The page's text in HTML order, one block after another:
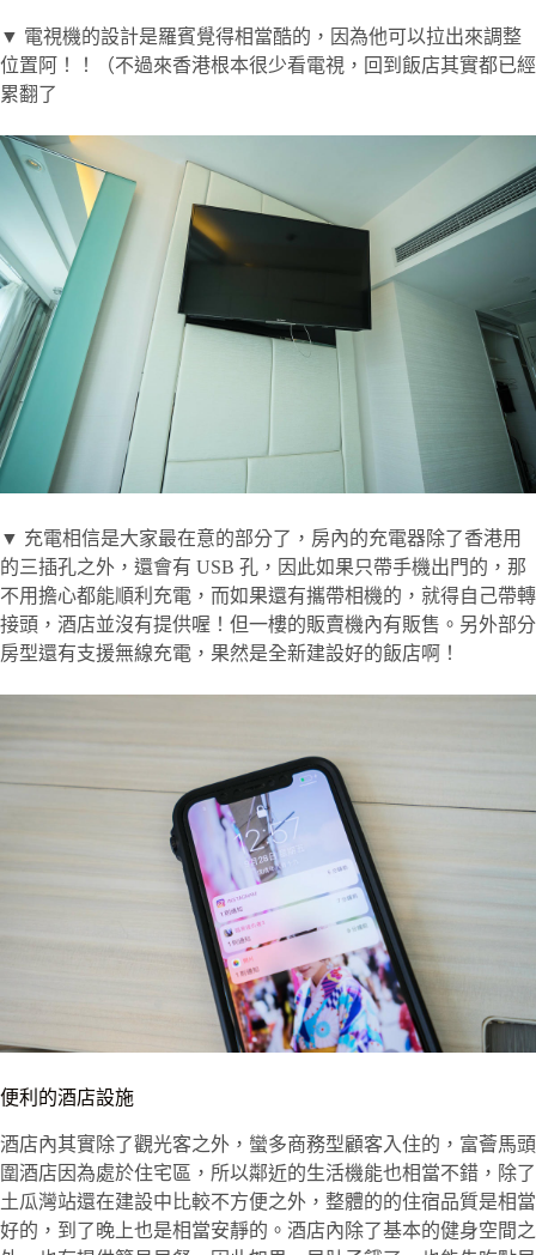
▼ 電視機的設計是羅賓覺得相當酷的，因為他可以拉出來調整
位置阿！！（不過來香港根本很少看電視，回到飯店其實都已經
累翻了
▼ 充電相信是大家最在意的部分了，房內的充電器除了香港用
的三插孔之外，還會有 USB 孔，因此如果只帶手機出門的，那
不用擔心都能順利充電，而如果還有攜帶相機的，就得自己帶轉
接頭，酒店並沒有提供喔！但一樓的販賣機內有販售。另外部分
房型還有支援無線充電，果然是全新建設好的飯店啊！
便利的酒店設施
酒店內其實除了觀光客之外，蠻多商務型顧客入住的，富薈馬頭
圍酒店因為處於住宅區，所以鄰近的生活機能也相當不錯，除了
土瓜灣站還在建設中比較不方便之外，整體的的住宿品質是相當
好的，到了晚上也是相當安靜的。酒店內除了基本的健身空間之